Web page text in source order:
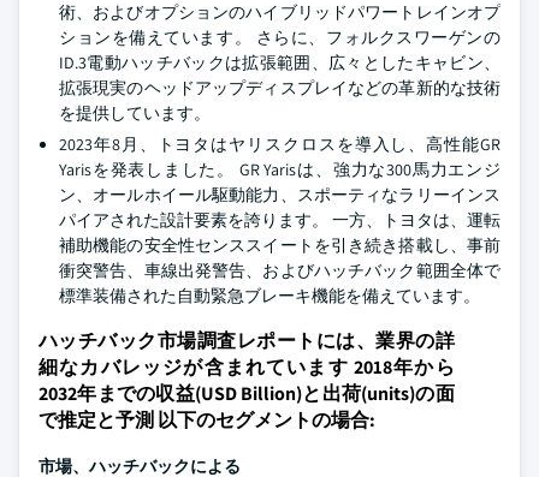
術、およびオプションのハイブリッドパワートレインオプ
ションを備えています。 さらに、フォルクスワーゲンの
ID.3電動ハッチバックは拡張範囲、広々としたキャビン、
拡張現実のヘッドアップディスプレイなどの革新的な技術
を提供しています。
2023年8月、トヨタはヤリスクロスを導入し、高性能GR
Yarisを発表しました。 GR Yarisは、強力な300馬力エンジ
ン、オールホイール駆動能力、スポーティなラリーインス
パイアされた設計要素を誇ります。 一方、トヨタは、運転
補助機能の安全性センススイートを引き続き搭載し、事前
衝突警告、車線出発警告、およびハッチバック範囲全体で
標準装備された自動緊急ブレーキ機能を備えています。
ハッチバック市場調査レポートには、業界の詳
細なカバレッジが含まれています 2018年から
2032年までの収益(USD Billion)と出荷(units)の面
で推定と予測 以下のセグメントの場合:
市場、ハッチバックによる